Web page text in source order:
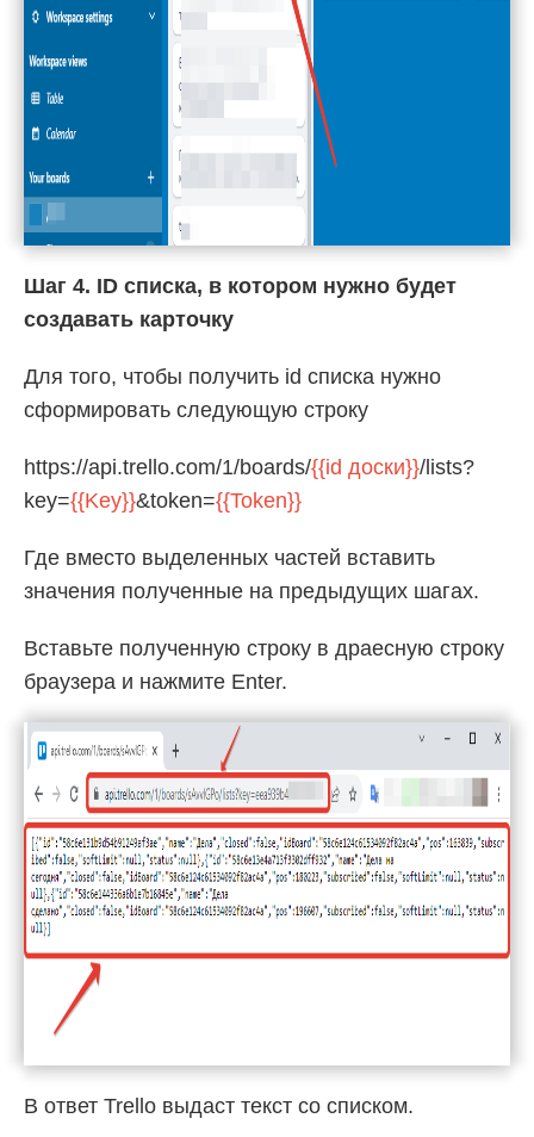
Шаг 4. ID списка, в котором нужно будет
создавать карточку
Для того, чтобы получить id списка нужно
сформировать следующую строку
https://api.trello.com/1/boards/{{id доски}}/lists?
key={{Key}}&token={{Token}}
Где вместо выделенных частей вставить
значения полученные на предыдущих шагах.
Вставьте полученную строку в драесную строку
браузера и нажмите Enter.
В ответ Trello выдаст текст со списком.